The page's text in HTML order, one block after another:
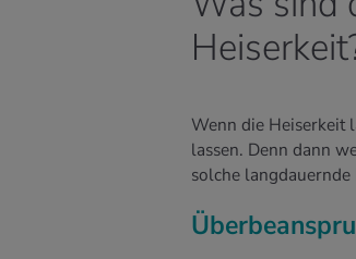
Wenn die Heiserkeit
lassen. Denn dann
solche langdauernde